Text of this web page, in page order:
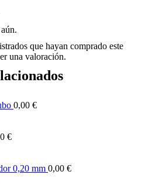
que hayan comprado este
una valoración.
0,00 €
€
0,20 mm 0,00 €